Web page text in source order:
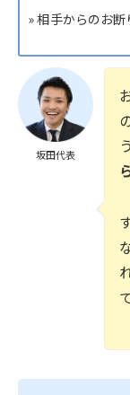
» 相手からのお断
坂田代表